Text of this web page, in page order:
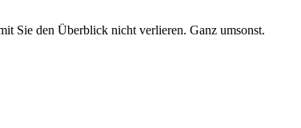
Sie den Überblick nicht verlieren. Ganz umsonst.